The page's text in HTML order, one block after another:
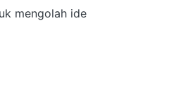
mengolah ide